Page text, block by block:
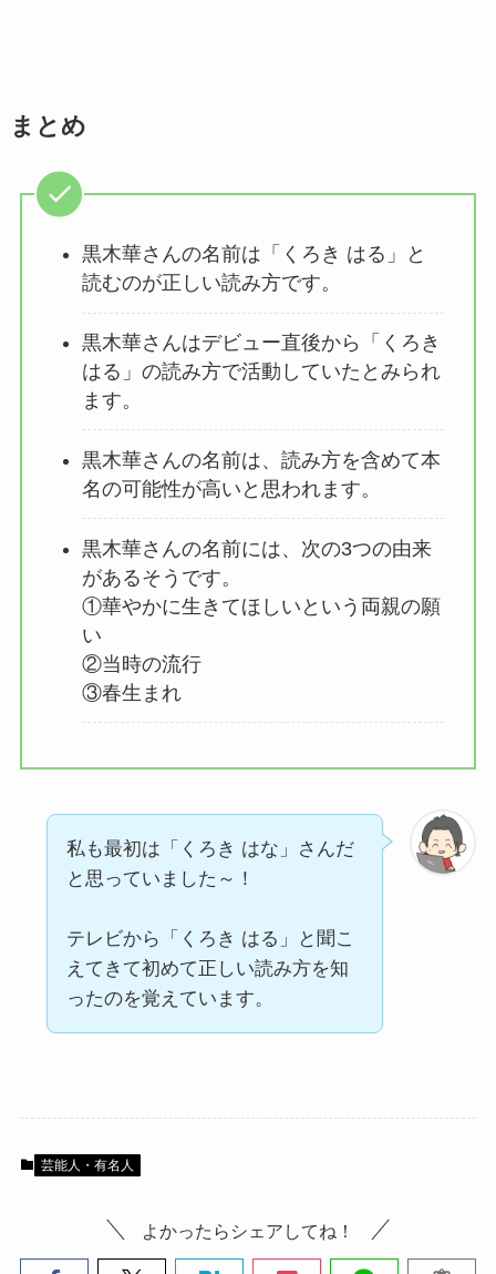
まとめ
黒木華さんの名前は「くろき はる」と
読むのが正しい読み方です。
黒木華さんはデビュー直後から「くろき
はる」の読み方で活動していたとみられ
ます。
黒木華さんの名前は、読み方を含めて本
名の可能性が高いと思われます。
黒木華さんの名前には、次の3つの由来
があるそうです。
①華やかに生きてほしいという両親の願
い
②当時の流行
③春生まれ
私も最初は「くろき はな」さんだ
と思っていました～！
テレビから「くろき はる」と聞こ
えてきて初めて正しい読み方を知
ったのを覚えています。
芸能人・有名人
よかったらシェアしてね！